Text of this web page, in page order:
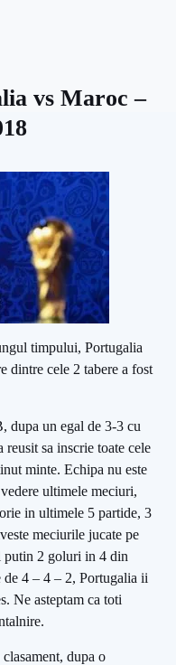
vs Maroc –
timpului, Portugalia
dintre cele 2 tabere a fost
dupa un egal de 3-3 cu
reusit sa inscrie toate cele
minte. Echipa nu este
ultimele meciuri,
in ultimele 5 partide, 3
meciurile jucate pe
putin 2 goluri in 4 din
4 – 4 – 2, Portugalia ii
Ne asteptam ca toti
dupa o